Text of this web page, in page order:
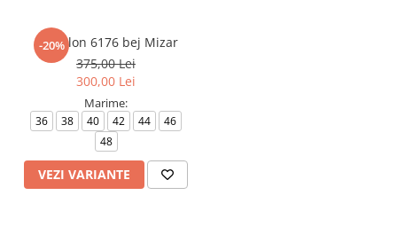
-20%
Pantalon 6176 bej Mizar
375,00 Lei
300,00 Lei
Marime:
36 38 40 42 44
46
48
VEZI VARIANTE